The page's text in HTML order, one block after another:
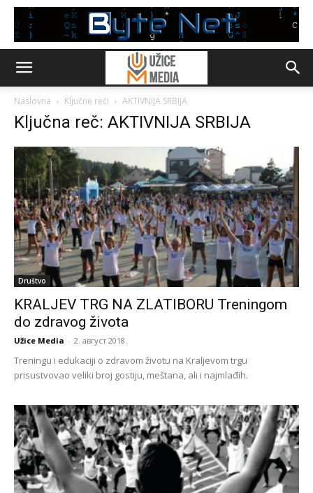
Naslovna Ključne reči AKTIVNIJA SRBIJA
Ključna reč: AKTIVNIJA SRBIJA
Društvo
KRALJEV TRG NA ZLATIBORU Treningom
do zdravog života
Užice Media - 2. август 2018.
Treningu i edukaciji o zdravom životu na Kraljevom trgu
prisustvovao veliki broj gostiju, meštana, ali i najmlađih.